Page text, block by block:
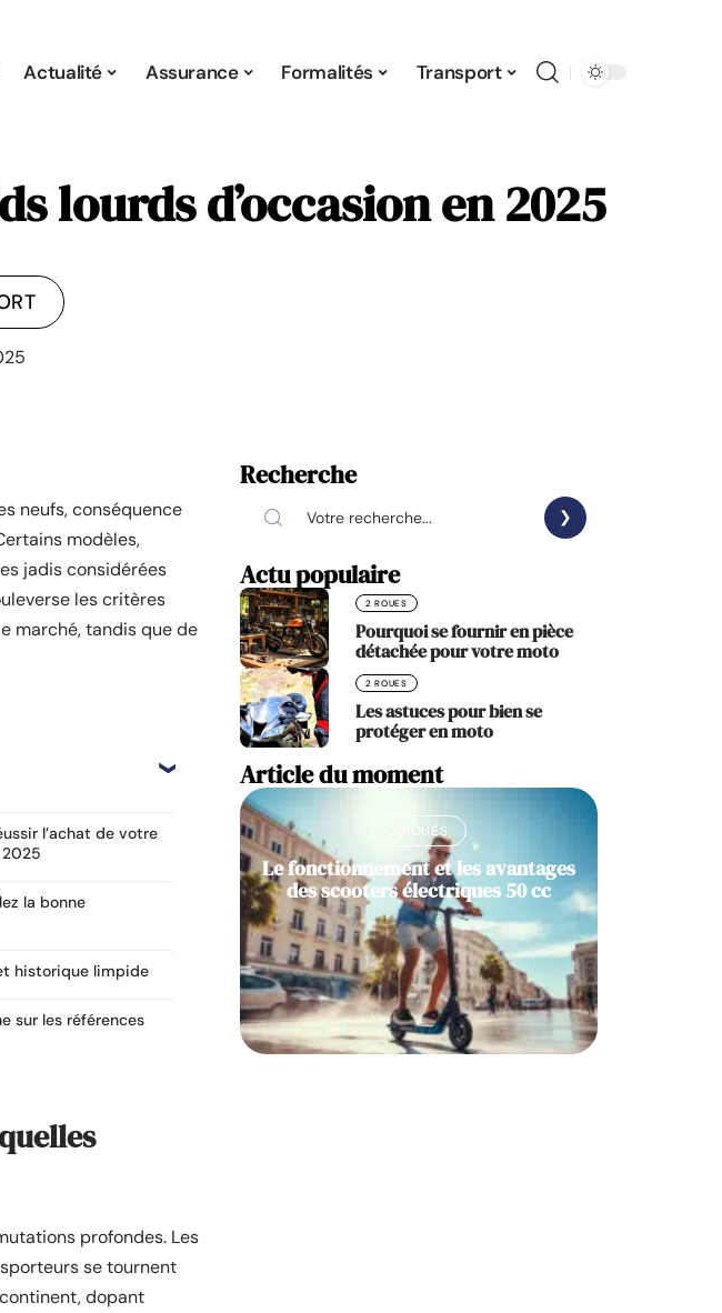
Actualité Assurance Formalités Transport
lourds d’occasion en 2025
neufs, conséquence
modèles,
jadis considérées
les critères
marché, tandis que de
l’achat de votre
2025
la bonne
historique limpide
sur les références
profondes. Les
se tournent
dopant
Recherche
Actu populaire
2 ROUES
Pourquoi se fournir en pièce
détachée pour votre moto
2 ROUES
Les astuces pour bien se
protéger en moto
Article du moment
2 ROUES
Le fonctionnement et les avantages
des scooters électriques 50 cc